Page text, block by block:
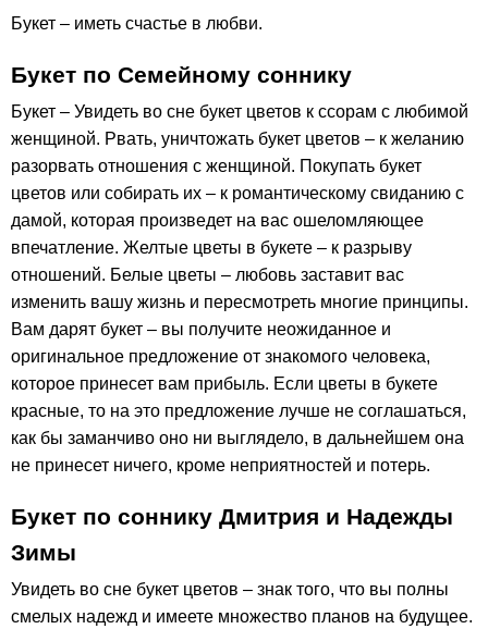
Букет – иметь счастье в любви.
Букет по Семейному соннику
Букет – Увидеть во сне букет цветов к ссорам с любимой
женщиной. Рвать, уничтожать букет цветов – к желанию
разорвать отношения с женщиной. Покупать букет
цветов или собирать их – к романтическому свиданию с
дамой, которая произведет на вас ошеломляющее
впечатление. Желтые цветы в букете – к разрыву
отношений. Белые цветы – любовь заставит вас
изменить вашу жизнь и пересмотреть многие принципы.
Вам дарят букет – вы получите неожиданное и
оригинальное предложение от знакомого человека,
которое принесет вам прибыль. Если цветы в букете
красные, то на это предложение лучше не соглашаться,
как бы заманчиво оно ни выглядело, в дальнейшем она
не принесет ничего, кроме неприятностей и потерь.
Букет по соннику Дмитрия и Надежды
Зимы
Увидеть во сне букет цветов – знак того, что вы полны
смелых надежд и имеете множество планов на будущее.